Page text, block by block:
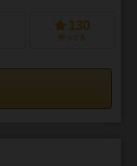
130
持ってる